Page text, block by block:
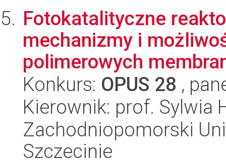
Fotokatalityczne
mechanizmy i
polimerowych
Konkurs: OPUS 28 ,
Kierownik: prof. Sylwia
Zachodniopomorski
Szczecinie